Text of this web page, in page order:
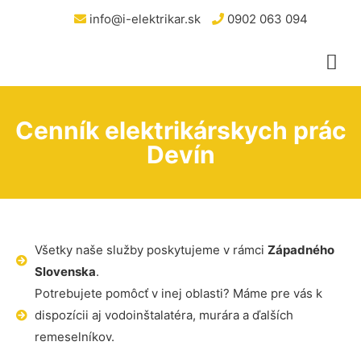
info@i-elektrikar.sk 0902 063 094
Cenník elektrikárskych prác
Devín
Všetky naše služby poskytujeme v rámci Západného
Slovenska.
Potrebujete pomôcť v inej oblasti? Máme pre vás k
dispozícii aj vodoinštalatéra, murára a ďalších
remeselníkov.